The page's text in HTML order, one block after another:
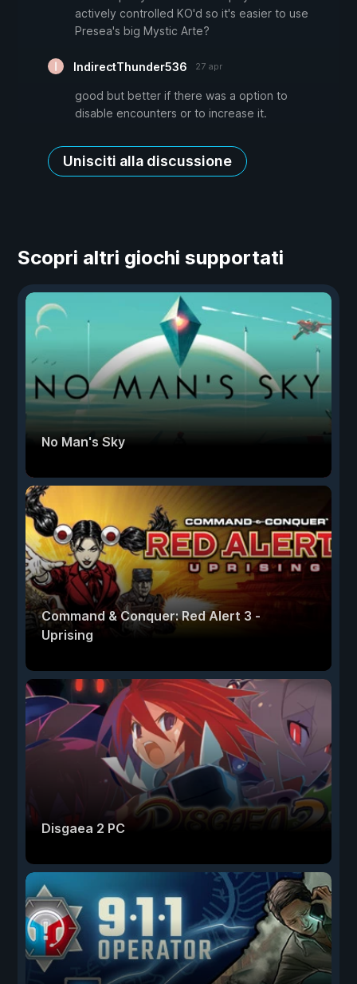
actively controlled KO'd so it's easier to use
Presea's big Mystic Arte?
IndirectThunder536 27 apr
good but better if there was a option to
disable encounters or to increase it.
Unisciti alla discussione
Scopri altri giochi supportati
No Man's Sky
Command & Conquer: Red Alert 3 -
Uprising
Disgaea 2 PC